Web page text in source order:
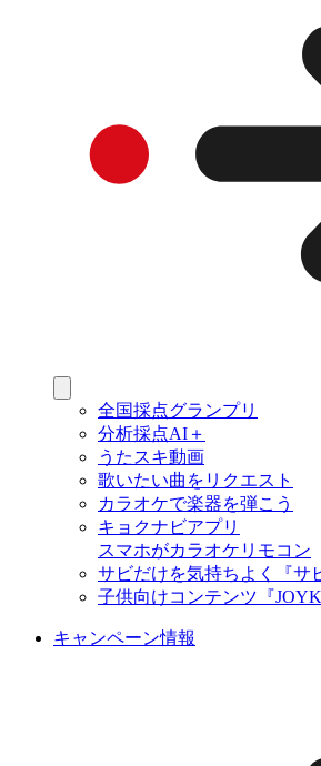
全国採点グランプリ
分析採点AI＋
うたスキ動画
歌いたい曲をリクエスト
カラオケで楽器を弾こう
キョクナビアプリ
スマホがカラオケリモコン
サビだけを気持ちよく『サ
子供向けコンテンツ『
キャンペーン情報